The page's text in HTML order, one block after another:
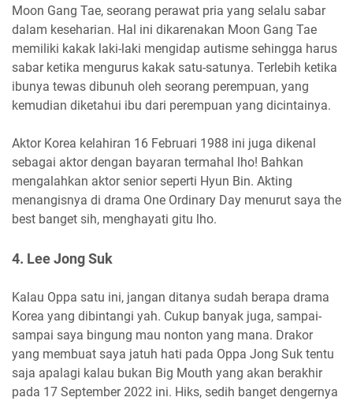
Moon Gang Tae, seorang perawat pria yang selalu sabar
dalam keseharian. Hal ini dikarenakan Moon Gang Tae
memiliki kakak laki-laki mengidap autisme sehingga harus
sabar ketika mengurus kakak satu-satunya. Terlebih ketika
ibunya tewas dibunuh oleh seorang perempuan, yang
kemudian diketahui ibu dari perempuan yang dicintainya.
Aktor Korea kelahiran 16 Februari 1988 ini juga dikenal
sebagai aktor dengan bayaran termahal lho! Bahkan
mengalahkan aktor senior seperti Hyun Bin. Akting
menangisnya di drama One Ordinary Day menurut saya the
best banget sih, menghayati gitu lho.
4. Lee Jong Suk
Kalau Oppa satu ini, jangan ditanya sudah berapa drama
Korea yang dibintangi yah. Cukup banyak juga, sampai-
sampai saya bingung mau nonton yang mana. Drakor
yang membuat saya jatuh hati pada Oppa Jong Suk tentu
saja apalagi kalau bukan Big Mouth yang akan berakhir
pada 17 September 2022 ini. Hiks, sedih banget dengernya